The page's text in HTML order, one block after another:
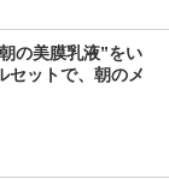
の美膜乳液”をい
セットで、朝のメ